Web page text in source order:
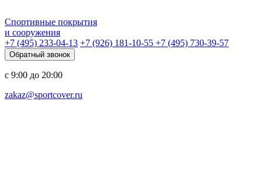
Спортивные покрытия
и сооружения
+7 (495) 233-04-13 +7 (926) 181-10-55 +7 (495) 730-39-57
Обратный звонок
с 9:00 до 20:00
zakaz@sportcover.ru